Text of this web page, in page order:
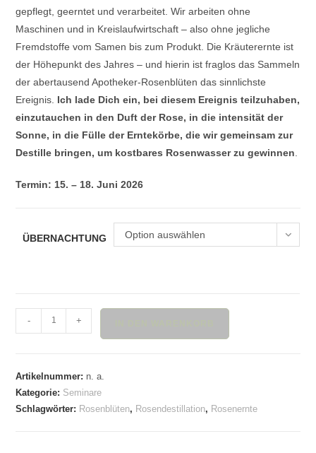
gepflegt, geerntet und verarbeitet. Wir arbeiten ohne
Maschinen und in Kreislaufwirtschaft – also ohne jegliche
Fremdstoffe vom Samen bis zum Produkt. Die Kräuterernte ist
der Höhepunkt des Jahres – und hierin ist fraglos das Sammeln
der abertausend Apotheker-Rosenblüten das sinnlichste
Ereignis. Ich lade Dich ein, bei diesem Ereignis teilzuhaben,
einzutauchen in den Duft der Rose, in die intensität der
Sonne, in die Fülle der Erntekörbe, die wir gemeinsam zur
Destille bringen, um kostbares Rosenwasser zu gewinnen
Termin: 15. – 18. Juni 2026
ÜBERNACHTUNG Option auswählen
Rosenernte
und
Aditi
(14.
- +
Artikelnummer: n. a.
Kategorie: Seminare
Schlagwörter: Rosenblüten, Rosendestillation, Rosenernte